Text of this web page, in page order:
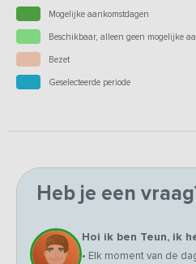
Mogelijke aankomstdagen
Beschikbaar, alleen geen mogelijke
Bezet
Geselecteerde periode
Heb je een
Hoi ik ben Teun, ik
• Elk moment van de